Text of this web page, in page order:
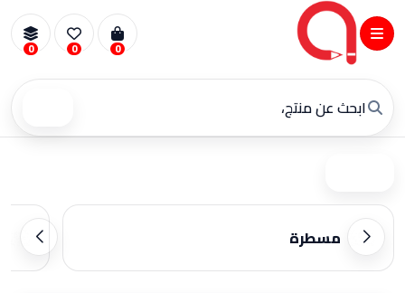
0
0
0
مسطرة